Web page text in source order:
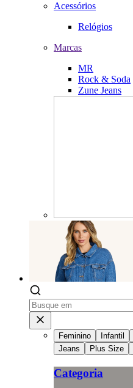
Acessórios
Relógios
Marcas
MR
Rock & Soda
Zune Jeans
Feminino Infantil
Jeans
Plus Size
Categoria